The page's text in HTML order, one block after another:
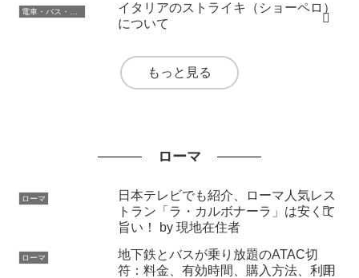
イタリアのストライキ（ショーペロ）
について
もっと見る
ローマ
ローマ
日本テレビでも紹介、ローマ人気レス
トラン「ラ・カルボナーラ」は安くて
旨い！ by 現地在住者
ローマ
地下鉄とバスが乗り放題のATAC切
符：料金、有効時間、購入方法、利用